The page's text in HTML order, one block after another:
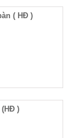
( HĐ )
)